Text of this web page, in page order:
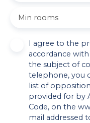
Min rooms
I agree to the
accordance
the subject of
telephone, you
list of
provided for by
Code, on the
mail addressed